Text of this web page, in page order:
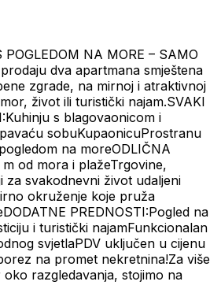
NA MORE – SAMO
dva apartmana smještena
zgrade, na mirnoj i atraktivnoj
život ili turistički najam.SVAKI
s blagovaonicom i
sobuKupaonicuProstranu
na moreODLIČNA
m od mora i plažeTrgovine,
za svakodnevni život udaljeni
okruženje koje pruža
PREDNOSTI:Pogled na
i turistički najamFunkcionalan
svjetlaPDV uključen u cijenu
na promet nekretnina!Za više
razgledavanja, stojimo na